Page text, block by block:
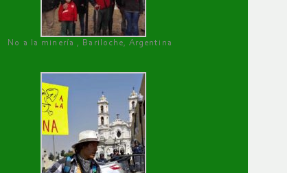
No a la minería , Bariloche, Argentina